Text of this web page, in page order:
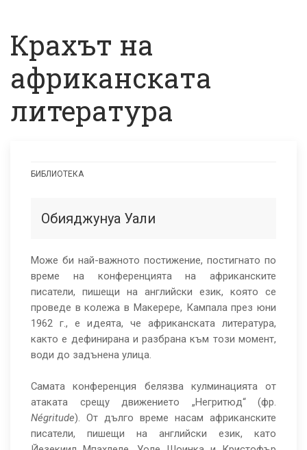
Крахът на
африканската
литература
на
литература
БИБЛИОТЕКА
Обияджунуа Уали
Може би най-важното постижение, постигнато по
време на конференцията на африканските
писатели, пишещи на английски език, която се
проведе в колежа в Макерере, Кампала през юни
1962 г., е идеята, че африканската литература,
както е дефинирана и разбрана към този момент,
води до задънена улица.
Самата конференция белязва кулминацията от
атаката срещу движението „Негритюд“ (фр.
Négritude). От дълго време насам африканските
писатели, пишещи на английски език, като